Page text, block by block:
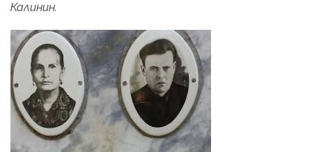
Калинин.